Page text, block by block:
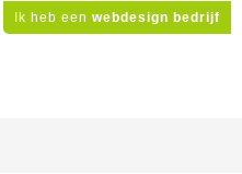
Ik heb een webdesign bedrijf